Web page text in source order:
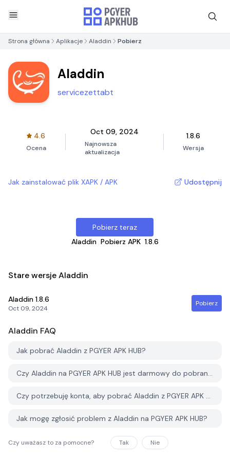
Strona główna Aplikacje Aladdin Pobierz
Aladdin
servicezettabt
4.6
Ocena
Oct 09, 2024
Najnowsza
aktualizacja
1.8.6
Wersja
Jak zainstalować plik XAPK / APK Udostępnij
Pobierz teraz
Aladdin Pobierz APK 1.8.6
Stare wersje Aladdin
Aladdin 1.8.6
Oct 09, 2024
Pobierz
Aladdin FAQ
Jak pobrać Aladdin z PGYER APK HUB?
Czy Aladdin na PGYER APK HUB jest darmowy do pobrania?
Czy potrzebuję konta, aby pobrać Aladdin z PGYER APK HUB?
Jak mogę zgłosić problem z Aladdin na PGYER APK HUB?
Czy uważasz to za pomocne? Tak Nie